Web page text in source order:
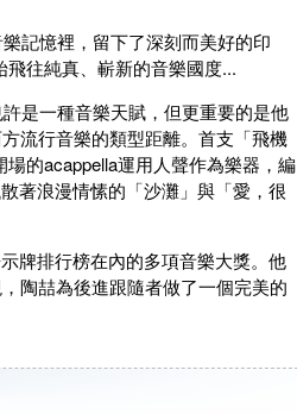
記憶裡，留下了深刻而美好的印
往純真、嶄新的音樂國度...
是一種音樂天賦，但更重要的是他
流行音樂的類型距離。首支「飛機
的acappella運用人聲作為樂器，編
著浪漫情愫的「沙灘」與「愛，很
牌排行榜在內的多項音樂大獎。他
陶喆為後進跟隨者做了一個完美的